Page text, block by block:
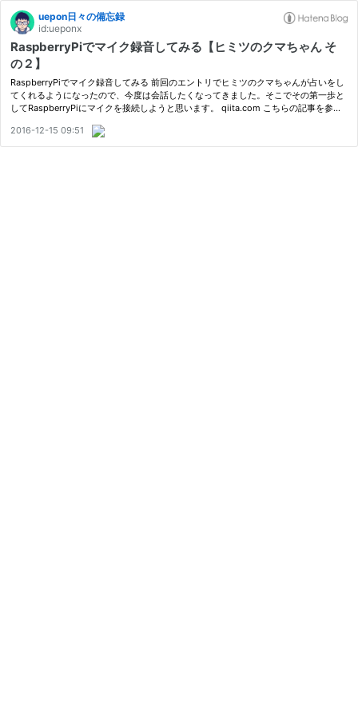
uepon日々の備忘録
id:ueponx
RaspberryPiでマイク録音してみる【ヒミツのクマちゃん そ
の２】
RaspberryPiでマイク録音してみる 前回のエントリでヒミツのクマちゃんが占いをし
てくれるようになったので、今度は会話したくなってきました。そこでその第一歩と
してRaspberryPiにマイクを接続しようと思います。 qiita.com こちらの記事を参考
2016-12-15 09:51